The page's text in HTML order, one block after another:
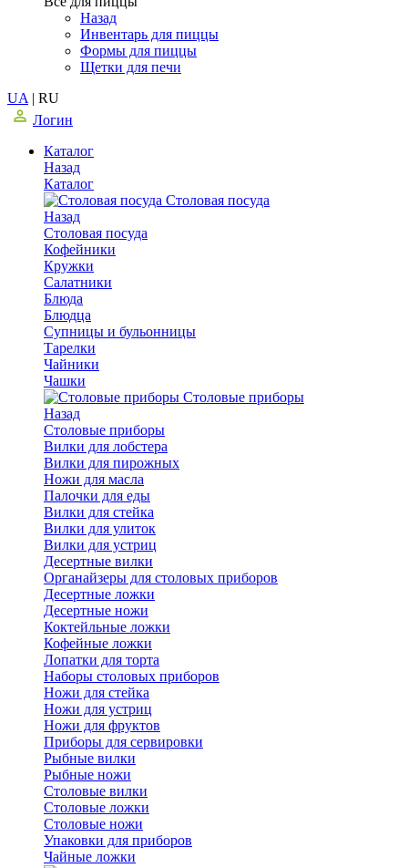
Назад
Инвентарь для пиццы
Формы для пиццы
Щетки для печи
UA | RU
Логин
Каталог
Назад
Каталог
Столовая посуда
Назад
Столовая посуда
Кофейники
Кружки
Салатники
Блюда
Блюдца
Супницы и бульонницы
Тарелки
Чайники
Чашки
Cтоловые приборы
Назад
Cтоловые приборы
Вилки для лобстера
Вилки для пирожных
Ножи для масла
Палочки для еды
Вилки для стейка
Вилки для улиток
Вилки для устриц
Десертные вилки
Органайзеры для столовых приборов
Десертные ложки
Десертные ножи
Коктейльные ложки
Кофейные ложки
Лопатки для торта
Наборы столовых приборов
Ножи для стейка
Ножи для устриц
Ножи для фруктов
Приборы для сервировки
Рыбные вилки
Рыбные ножи
Столовые вилки
Столовые ложки
Столовые ножи
Упаковки для приборов
Чайные ложки